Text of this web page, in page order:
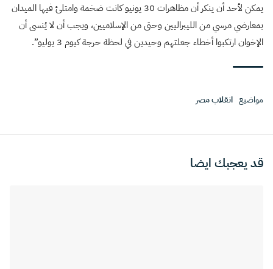
يمكن لأحد أن ينكر أن مظاهرات 30 يونيو كانت ضخمة وامتلئ فيها الميدان
بمعارضي مرسي من الليبراليين وحتى من الإسلاميين، ويجب أن لا يُنسى أن
الإخوان ارتكبوا أخطاء جعلتهم وحيدين في لحظة حرجة كيوم 3 يوليو”.
مواضيع انقلاب مصر
قد يعجبك ايضا